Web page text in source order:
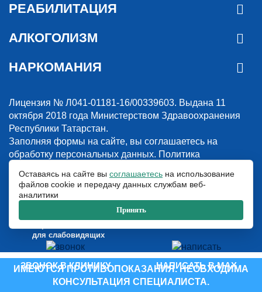
РЕАБИЛИТАЦИЯ
АЛКОГОЛИЗМ
НАРКОМАНИЯ
Лицензия № Л041-01181-16/00339603. Выдана 11
октября 2018 года Министерством Здравоохранения
Республики Татарстан.
Заполняя формы на сайте, вы соглашаетесь на
обработку персональных данных. Политика
© 2018-2026. Наркологическая клиника “Detox”. Все права защищены.
Указанные на сайте цены и информация имеют информационный
характер и не являются публичной офертой.
ООО «Детокс», ИНН 1660311156, ОГРН 1181690030708
для слабовидящих
ИМЕЮТСЯ ПРОТИВОПОКАЗАНИЯ. НЕОБХОДИМА
КОНСУЛЬТАЦИЯ СПЕЦИАЛИСТА.
ЗВОНОК В КЛИНИКУ НАПИСАТЬ В MAX
Оставаясь на сайте вы соглашаетесь на использование
файлов cookie и передачу данных службам веб-
аналитики
Принять